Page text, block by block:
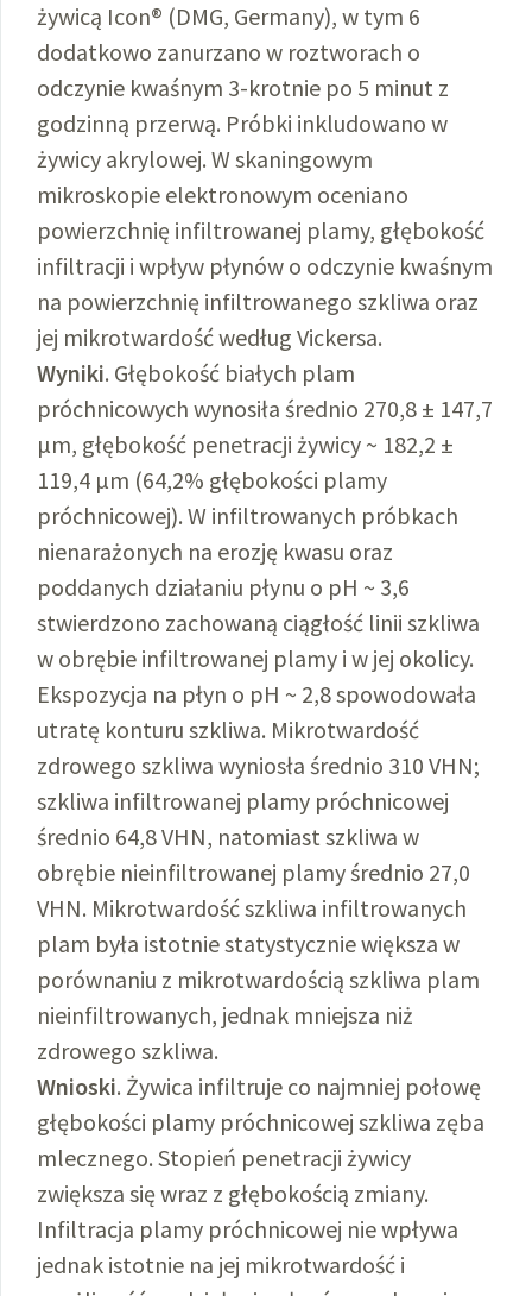
żywicą Icon® (DMG, Germany), w tym 6
dodatkowo zanurzano w roztworach o
odczynie kwaśnym 3-krotnie po 5 minut z
godzinną przerwą. Próbki inkludowano w
żywicy akrylowej. W skaningowym
mikroskopie elektronowym oceniano
powierzchnię infiltrowanej plamy, głębokość
infiltracji i wpływ płynów o odczynie kwaśnym
na powierzchnię infiltrowanego szkliwa oraz
jej mikrotwardość według Vickersa.
Wyniki. Głębokość białych plam
próchnicowych wynosiła średnio 270,8 ± 147,7
μm, głębokość penetracji żywicy ~ 182,2 ±
119,4 μm (64,2% głębokości plamy
próchnicowej). W infiltrowanych próbkach
nienarażonych na erozję kwasu oraz
poddanych działaniu płynu o pH ~ 3,6
stwierdzono zachowaną ciągłość linii szkliwa
w obrębie infiltrowanej plamy i w jej okolicy.
Ekspozycja na płyn o pH ~ 2,8 spowodowała
utratę konturu szkliwa. Mikrotwardość
zdrowego szkliwa wyniosła średnio 310 VHN;
szkliwa infiltrowanej plamy próchnicowej
średnio 64,8 VHN, natomiast szkliwa w
obrębie nieinfiltrowanej plamy średnio 27,0
VHN. Mikrotwardość szkliwa infiltrowanych
plam była istotnie statystycznie większa w
porównaniu z mikrotwardością szkliwa plam
nieinfiltrowanych, jednak mniejsza niż
zdrowego szkliwa.
Wnioski. Żywica infiltruje co najmniej połowę
głębokości plamy próchnicowej szkliwa zęba
mlecznego. Stopień penetracji żywicy
zwiększa się wraz z głębokością zmiany.
Infiltracja plamy próchnicowej nie wpływa
jednak istotnie na jej mikrotwardość i